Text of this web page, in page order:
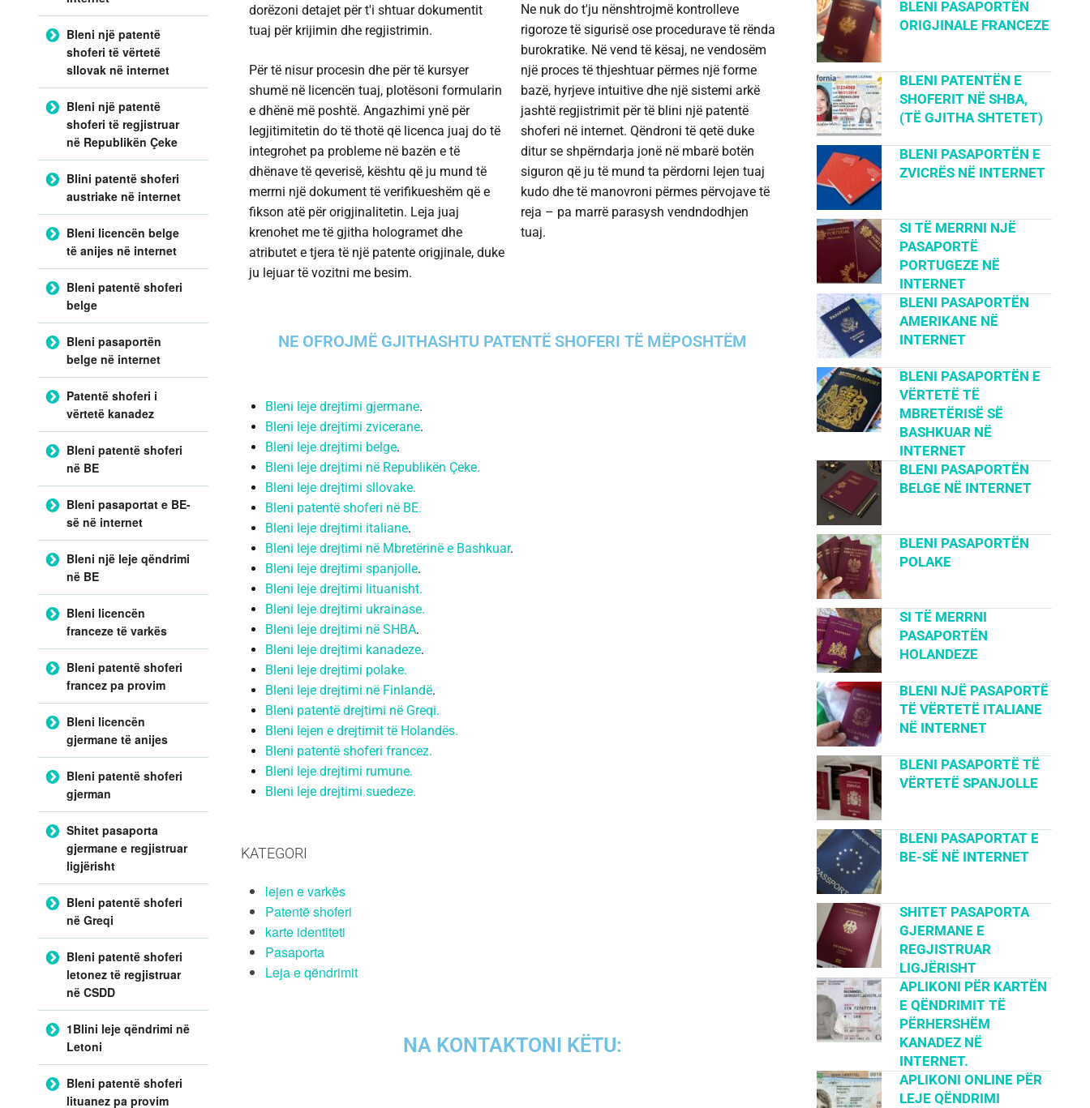
dorëzoni detajet për t'i shtuar dokumentit
tuaj për krijimin dhe regjistrimin.
Për të nisur procesin dhe për të kursyer
shumë në licencën tuaj, plotësoni formularin
e dhënë më poshtë. Angazhimi ynë për
legjitimitetin do të thotë që licenca juaj do të
integrohet pa probleme në bazën e të
dhënave të qeverisë, kështu që ju mund të
merrni një dokument të verifikueshëm që e
fikson atë për origjinalitetin. Leja juaj
krenohet me të gjitha hologramet dhe
atributet e tjera të një patente origjinale, duke
ju lejuar të vozitni me besim.
Ne nuk do t'ju nënshtrojmë kontrolleve
rigoroze të sigurisë ose procedurave të rënda
burokratike. Në vend të kësaj, ne vendosëm
një proces të thjeshtuar përmes një forme
bazë, hyrjeve intuitive dhe një sistemi arkë
jashtë regjistrimit për të blini një patentë
shoferi në internet. Qëndroni të qetë duke
ditur se shpërndarja jonë në mbarë botën
siguron që ju të mund ta përdorni lejen tuaj
kudo dhe të manovroni përmes përvojave të
reja – pa marrë parasysh vendndodhjen
tuaj.
NE OFROJMË GJITHASHTU PATENTË SHOFERI TË MËPOSHTËM
Bleni leje drejtimi gjermane.
Bleni leje drejtimi zvicerane.
Bleni leje drejtimi belge.
Bleni leje drejtimi në Republikën Çeke.
Bleni leje drejtimi sllovake.
Bleni patentë shoferi në BE.
Bleni leje drejtimi italiane.
Bleni leje drejtimi në Mbretërinë e Bashkuar.
Bleni leje drejtimi spanjolle.
Bleni leje drejtimi lituanisht.
Bleni leje drejtimi ukrainase.
Bleni leje drejtimi në SHBA.
Bleni leje drejtimi kanadeze.
Bleni leje drejtimi polake.
Bleni leje drejtimi në Finlandë.
Bleni patentë drejtimi në Greqi.
Bleni lejen e drejtimit të Holandës.
Bleni patentë shoferi francez.
Bleni leje drejtimi rumune.
Bleni leje drejtimi suedeze.
KATEGORI
lejen e varkës
Patentë shoferi
karte identiteti
Pasaporta
Leja e qëndrimit
NA KONTAKTONI KËTU:
Bleni një patentë
shoferi të vërtetë
sllovak në internet
Bleni një patentë
shoferi të regjistruar
në Republikën Çeke
Blini patentë shoferi
austriake në internet
Bleni licencën belge
të anijes në internet
Bleni patentë shoferi
belge
Bleni pasaportën
belge në internet
Patentë shoferi i
vërtetë kanadez
Bleni patentë shoferi
në BE
Bleni pasaportat e BE-
së në internet
Bleni një leje qëndrimi
në BE
Bleni licencën
franceze të varkës
Bleni patentë shoferi
francez pa provim
Bleni licencën
gjermane të anijes
Bleni patentë shoferi
gjerman
Shitet pasaporta
gjermane e regjistruar
ligjërisht
Bleni patentë shoferi
në Greqi
Bleni patentë shoferi
letonez të regjistruar
në CSDD
1Blini leje qëndrimi në
Letoni
Bleni patentë shoferi
lituanez pa provim
BLENI PASAPORTËN
ORIGJINALE FRANCEZE
BLENI PATENTËN E
SHOFERIT NË SHBA,
(TË GJITHA SHTETET)
BLENI PASAPORTËN E
ZVICRËS NË INTERNET
SI TË MERRNI NJË
PASAPORTË
PORTUGEZE NË
INTERNET
BLENI PASAPORTËN
AMERIKANE NË
INTERNET
BLENI PASAPORTËN E
VËRTETË TË
MBRETËRISË SË
BASHKUAR NË
INTERNET
BLENI PASAPORTËN
BELGE NË INTERNET
BLENI PASAPORTËN
POLAKE
SI TË MERRNI
PASAPORTËN
HOLANDEZE
BLENI NJË PASAPORTË
TË VËRTETË ITALIANE
NË INTERNET
BLENI PASAPORTË TË
VËRTETË SPANJOLLE
BLENI PASAPORTAT E
BE-SË NË INTERNET
SHITET PASAPORTA
GJERMANE E
REGJISTRUAR
LIGJËRISHT
APLIKONI PËR KARTËN
E QËNDRIMIT TË
PËRHERSHËM
KANADEZ NË
INTERNET.
APLIKONI ONLINE PËR
LEJE QËNDRIMI